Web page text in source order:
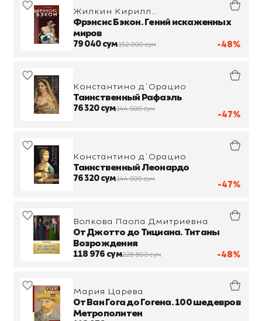
-48%
Жилкин Кирилл
Александрович
Фрэнсис Бэкон. Гений искаженных
миров
79 040 сум152 000 сум
-47%
Константино д`Орацио
Таинственный Рафаэль
76 320 сум144 000 сум
-47%
Константино д`Орацио
Таинственный Леонардо
76 320 сум144 000 сум
-48%
Волкова Паола Дмитриевна
От Джотто до Тициана. Титаны
Возрождения
118 976 сум228 800 сум
Мария Царева
От Ван Гога до Гогена. 100 шедевров
Метрополитен